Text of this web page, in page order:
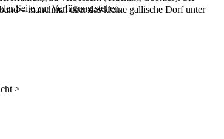
– manchmal eher das kleine gallische Dorf unter
>
Seite zur Verfügung stehen.